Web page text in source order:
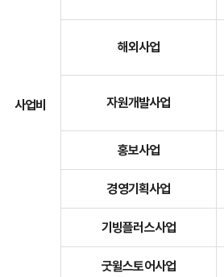
사업비
해외사업
자원개발사업
홍보사업
경영기획사업
기빙플러스사업
굿윌스토어사업